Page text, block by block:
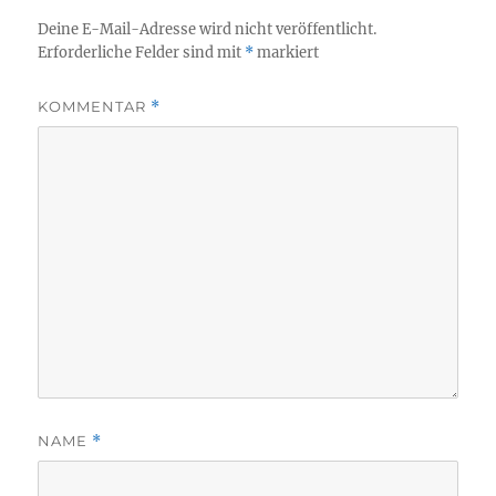
Deine E-Mail-Adresse wird nicht veröffentlicht.
Erforderliche Felder sind mit *markiert
KOMMENTAR *
NAME *